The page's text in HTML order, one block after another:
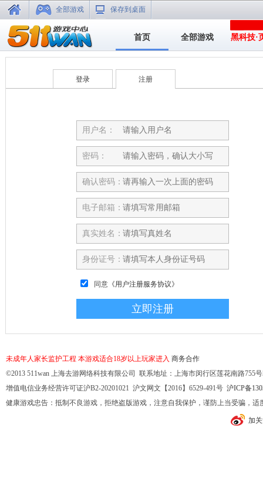
全部游戏 保存到桌面
首页 全部游戏 黑科技·
登录 注册
用户名：
密码：
确认密码：
电子邮箱：
真实姓名：
身份证号：
同意 《用户注册服务协议》
未成年人家长监护工程 本游戏适合18岁以上玩家进入 商务合作
©2013 511wan 上海去游网络科技有限公司 联系地址：上海市闵行区莲花南路755
增值电信业务经营许可证沪B2-20201021 沪文网文【2016】6529-491号 沪ICP备
健康游戏忠告：抵制不良游戏，拒绝盗版游戏，注意自我保护，谨防上当受骗，
加